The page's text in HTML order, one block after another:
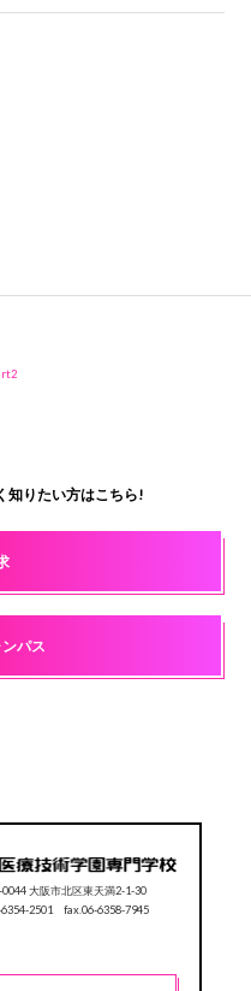
知りたい方はこちら!
パス
大阪市北区東天満2-1-30
2501 fax.06-6358-7945